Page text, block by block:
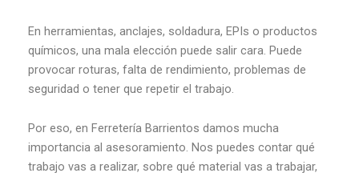
En herramientas, anclajes, soldadura, EPIs o productos
químicos, una mala elección puede salir cara. Puede
provocar roturas, falta de rendimiento, problemas de
seguridad o tener que repetir el trabajo.
Por eso, en Ferretería Barrientos damos mucha
importancia al asesoramiento. Nos puedes contar qué
trabajo vas a realizar, sobre qué material vas a trabajar,